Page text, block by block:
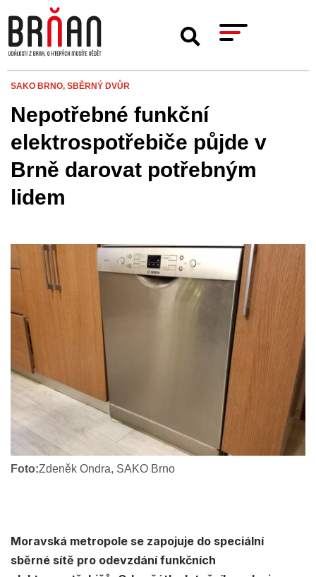
SAKO BRNO, SBĚRNÝ DVŮR
Nepotřebné funkční
elektrospotřebiče půjde v
Brně darovat potřebným
lidem
Foto:Zdeněk Ondra, SAKO Brno
Moravská metropole se zapojuje do speciální
sběrné sítě pro odevzdání funkčních